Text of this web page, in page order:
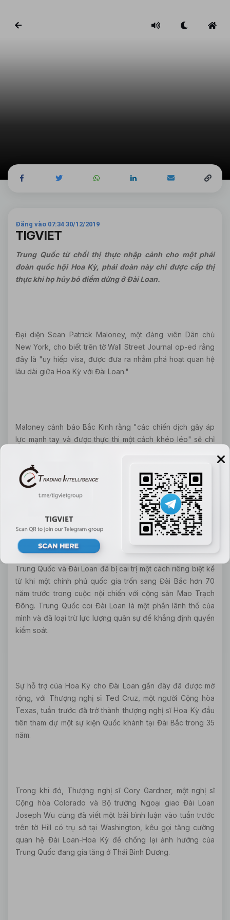
Đăng vào 07:34 30/12/2019
TIGVIET
Trung Quốc từ chối thị thực nhập cảnh cho một phái
đoàn quốc hội Hoa Kỳ, phái đoàn này chỉ được cấp thị
thực khi họ hủy bỏ điểm dừng ở Đài Loan.
Đại diện Sean Patrick Maloney, một đảng viên Dân chủ
New York, cho biết trên tờ Wall Street Journal op-ed rằng
đây là "uy hiếp visa, được đưa ra nhằm phá hoạt quan hệ
lâu dài giữa Hoa Kỳ với Đài Loan."
Maloney cảnh báo Bắc Kinh rằng "các chiến dịch gây áp
lực mạnh tay và được thực thi một cách khéo léo" sẽ chỉ
rằng ông sẽ tìm cách để Quốc hội "củng cố sự ủng hộ của
Mỹ cho Đài Loan" trong những tháng tới, mặc dù không
đưa ra bất kỳ dấu hiệu nào cho thấy các nhà lãnh đạo
quốc hội hoặc Nhà Trắng đã đồng thuận với ý định của
Trung Quốc và Đài Loan đã bị cai trị một cách riêng biệt kể
từ khi một chính phủ quốc gia trốn sang Đài Bắc hơn 70
năm trước trong cuộc nội chiến với cộng sản Mao Trạch
Đông. Trung Quốc coi Đài Loan là một phần lãnh thổ của
mình và đã loại trừ lực lượng quân sự để khẳng định quyền
kiểm soát.
Sự hỗ trợ của Hoa Kỳ cho Đài Loan gần đây đã được mở
rộng, với Thượng nghị sĩ Ted Cruz, một người Cộng hòa
Texas, tuần trước đã trở thành thượng nghị sĩ Hoa Kỳ đầu
tiên tham dự một sự kiện Quốc khánh tại Đài Bắc trong 35
năm.
Trong khi đó, Thượng nghị sĩ Cory Gardner, một nghị sĩ
Cộng hòa Colorado và Bộ trưởng Ngoại giao Đài Loan
Joseph Wu cũng đã viết một bài bình luận vào tuần trước
trên tờ Hill có trụ sở tại Washington, kêu gọi tăng cường
quan hệ Đài Loan-Hoa Kỳ để chống lại ảnh hưởng của
Trung Quốc đang gia tăng ở Thái Bình Dương.